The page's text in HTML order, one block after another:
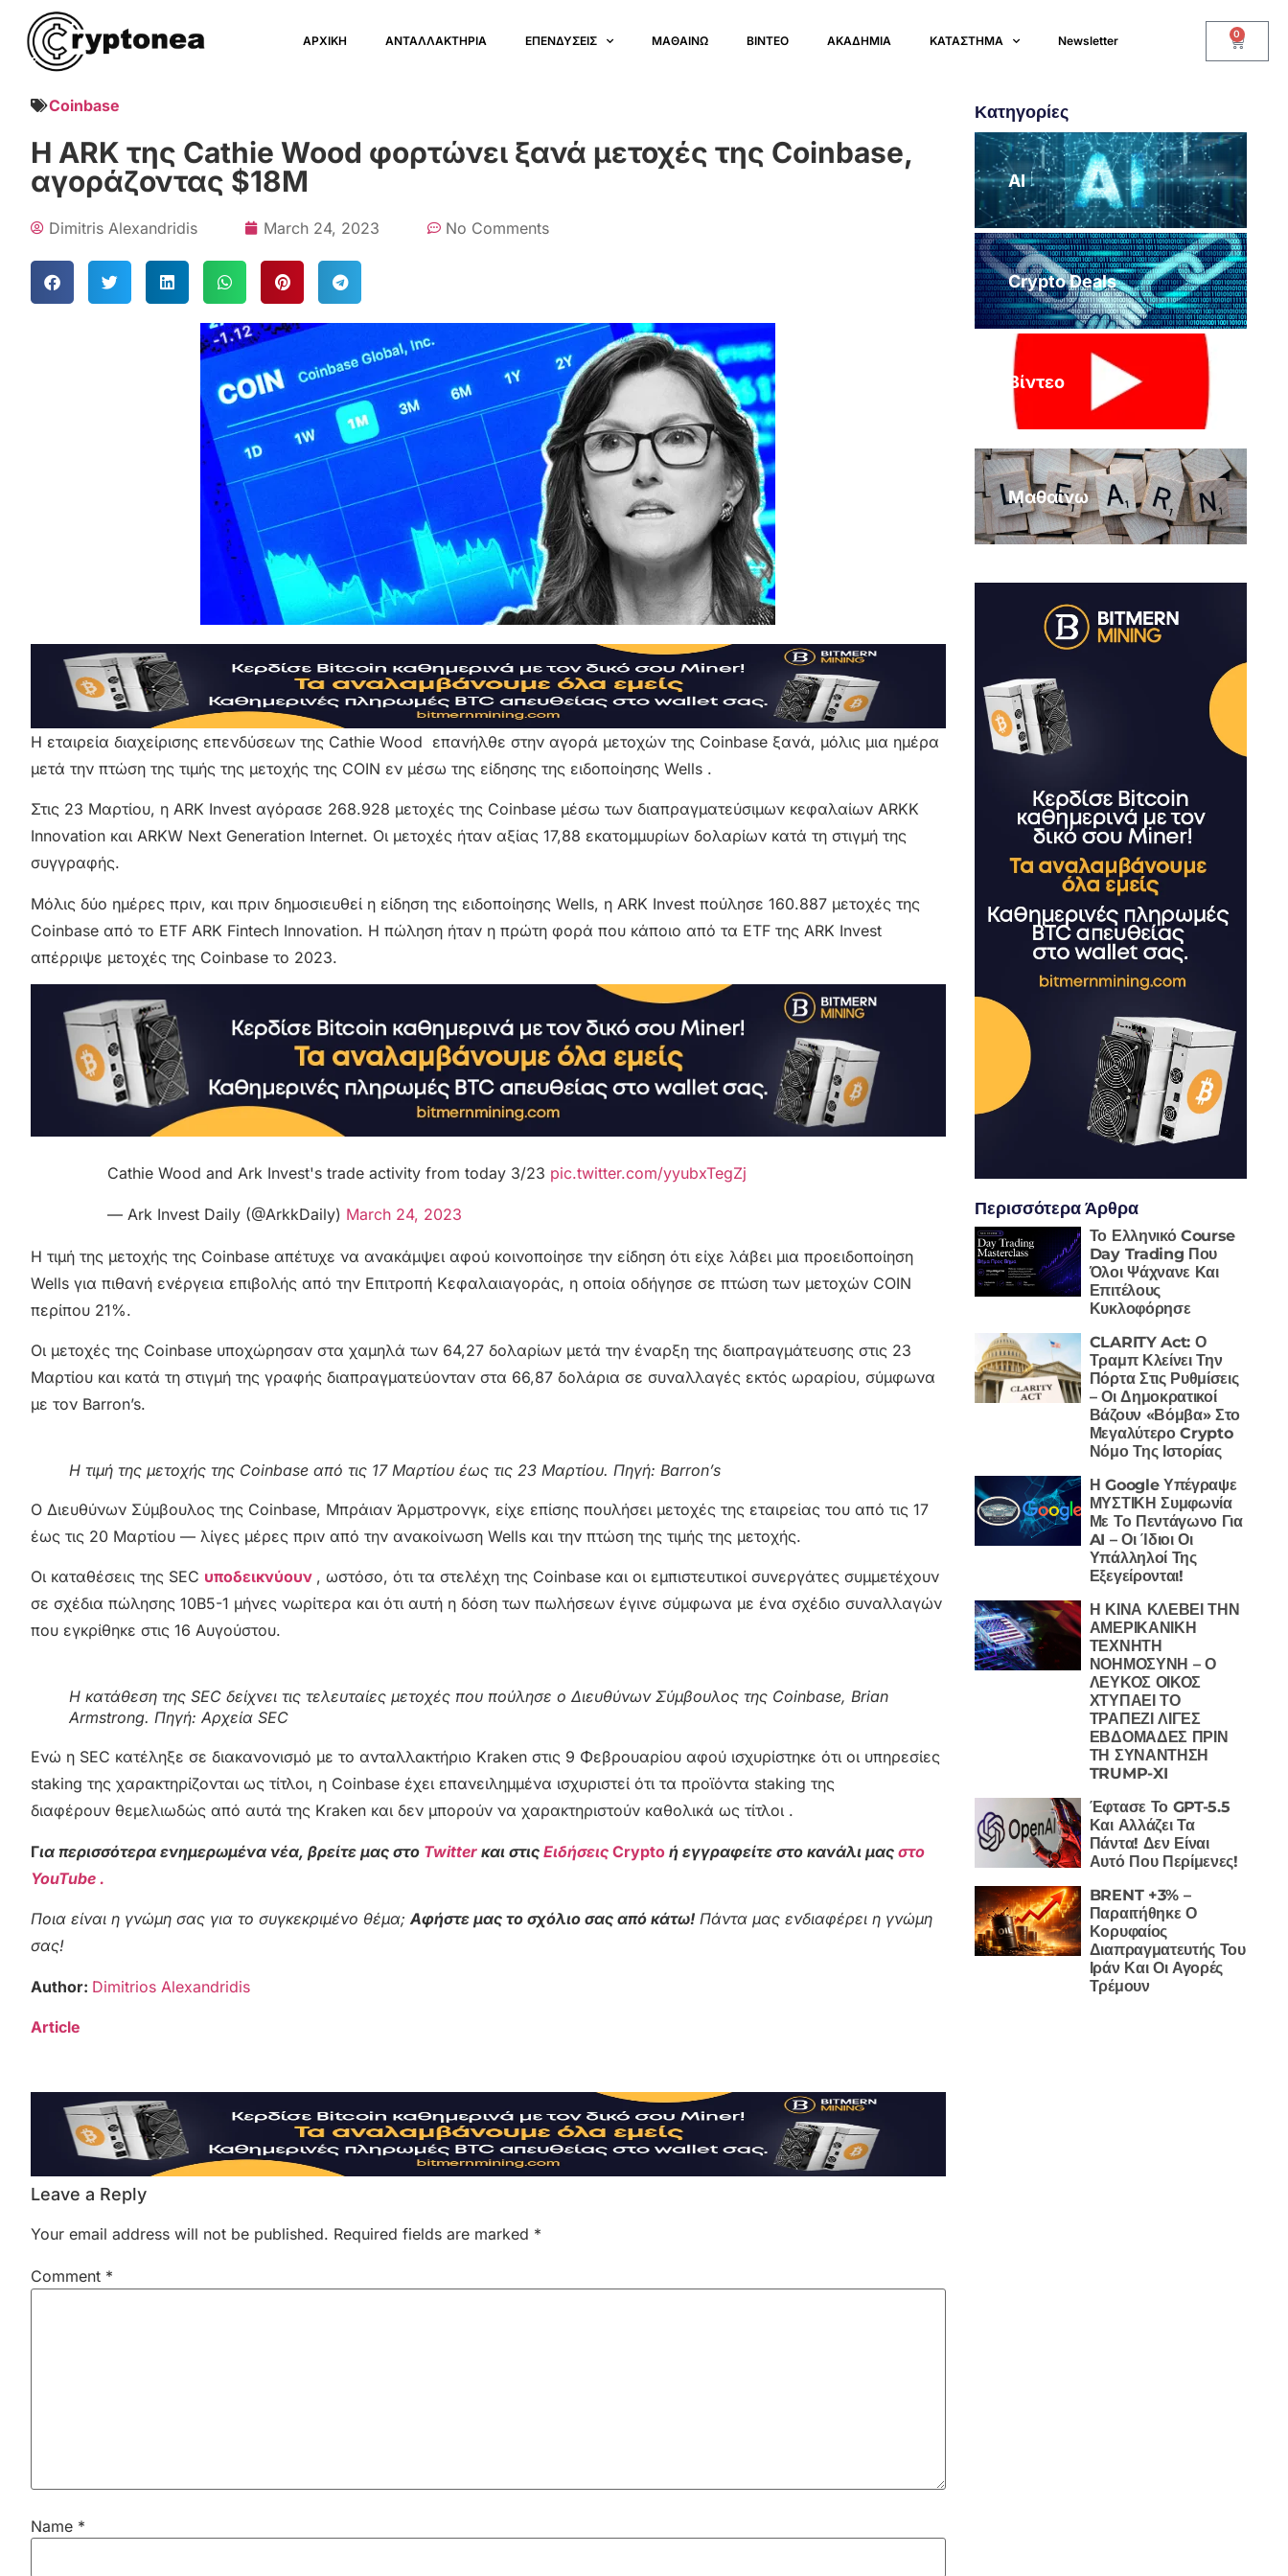
ΑΡΧΙΚΗ ΑΝΤΑΛΛΑΚΤΗΡΙΑ ΕΠΕΝΔΥΣΕΙΣ ΜΑΘΑΙΝΩ ΒΙΝΤΕΟ ΑΚΑΔΗΜΙΑ ΚΑΤΑΣΤΗΜΑ Newsletter 0
Coinbase
Η ARK της Cathie Wood φορτώνει ξανά μετοχές της Coinbase,
αγοράζοντας $18M
Dimitris Alexandridis March 24, 2023 No Comments
Η εταιρεία διαχείρισης επενδύσεων της Cathie Wood επανήλθε στην αγορά μετοχών της Coinbase ξανά, μόλις μια ημέρα
μετά την πτώση της τιμής της μετοχής της COIN εν μέσω της είδησης της ειδοποίησης Wells .
Στις 23 Μαρτίου, η ARK Invest αγόρασε 268.928 μετοχές της Coinbase μέσω των διαπραγματεύσιμων κεφαλαίων ARKK
Innovation και ARKW Next Generation Internet. Οι μετοχές ήταν αξίας 17,88 εκατομμυρίων δολαρίων κατά τη στιγμή της
συγγραφής.
Μόλις δύο ημέρες πριν, και πριν δημοσιευθεί η είδηση ​​της ειδοποίησης Wells, η ARK Invest πούλησε 160.887 μετοχές της
Coinbase από το ETF ARK Fintech Innovation. Η πώληση ήταν η πρώτη φορά που κάποιο από τα ETF της ARK Invest
απέρριψε μετοχές της Coinbase το 2023.
Cathie Wood and Ark Invest's trade activity from today 3/23 pic.twitter.com/yyubxTegZj
— Ark Invest Daily (@ArkkDaily) March 24, 2023
Η τιμή της μετοχής της Coinbase απέτυχε να ανακάμψει αφού κοινοποίησε την είδηση ​​ότι είχε λάβει μια προειδοποίηση
Wells για πιθανή ενέργεια επιβολής από την Επιτροπή Κεφαλαιαγοράς, η οποία οδήγησε σε πτώση των μετοχών COIN
περίπου 21%.
Οι μετοχές της Coinbase υποχώρησαν στα χαμηλά των 64,27 δολαρίων μετά την έναρξη της διαπραγμάτευσης στις 23
Μαρτίου και κατά τη στιγμή της γραφής διαπραγματεύονταν στα 66,87 δολάρια σε συναλλαγές εκτός ωραρίου, σύμφωνα
με τον Barron’s.
Η τιμή της μετοχής της Coinbase από τις 17 Μαρτίου έως τις 23 Μαρτίου. Πηγή: Barron’s
Ο Διευθύνων Σύμβουλος της Coinbase, Μπράιαν Άρμστρονγκ, είχε επίσης πουλήσει μετοχές της εταιρείας του από τις 17
έως τις 20 Μαρτίου — λίγες μέρες πριν από την ανακοίνωση Wells και την πτώση της τιμής της μετοχής.
Οι καταθέσεις της SEC υποδεικνύουν , ωστόσο, ότι τα στελέχη της Coinbase και οι εμπιστευτικοί συνεργάτες συμμετέχουν
σε σχέδια πώλησης 10B5-1 μήνες νωρίτερα και ότι αυτή η δόση των πωλήσεων έγινε σύμφωνα με ένα σχέδιο συναλλαγών
που εγκρίθηκε στις 16 Αυγούστου.
Η κατάθεση της SEC δείχνει τις τελευταίες μετοχές που πούλησε ο Διευθύνων Σύμβουλος της Coinbase, Brian
Armstrong. Πηγή: Αρχεία SEC
Ενώ η SEC κατέληξε σε διακανονισμό με το ανταλλακτήριο Kraken στις 9 Φεβρουαρίου αφού ισχυρίστηκε ότι οι υπηρεσίες
staking της χαρακτηρίζονται ως τίτλοι, η Coinbase έχει επανειλημμένα ισχυριστεί ότι τα προϊόντα staking της
διαφέρουν θεμελιωδώς από αυτά της Kraken και δεν μπορούν να χαρακτηριστούν καθολικά ως τίτλοι .
Για περισσότερα ενημερωμένα νέα, βρείτε μας στο Twitter και στις Ειδήσεις Crypto ή εγγραφείτε στο κανάλι μας στο
YouTube .
Ποια είναι η γνώμη σας για το συγκεκριμένο θέμα;Αφήστε μας το σχόλιο σας από κάτω! Πάντα μας ενδιαφέρει η γνώμη
σας!
Author: Dimitrios Alexandridis
Article
Leave a Reply
Your email address will not be published. Required fields are marked *
Comment *
Name *
Κατηγορίες
AI
Crypto Deals
Βίντεο
Μαθαίνω
Περισσότερα Άρθρα
Το Ελληνικό Course
Day Trading Που
Όλοι Ψάχνανε Και
Επιτέλους
Κυκλοφόρησε
CLARITY Act: Ο
Τραμπ Κλείνει Την
Πόρτα Στις Ρυθμίσεις
– Οι Δημοκρατικοί
Βάζουν «Βόμβα» Στο
Μεγαλύτερο Crypto
Νόμο Της Ιστορίας
Η Google Υπέγραψε
ΜΥΣΤΙΚΗ Συμφωνία
Με Το Πεντάγωνο Για
AI – Οι Ίδιοι Οι
Υπάλληλοί Της
Εξεγείρονται!
Η ΚΙΝΑ ΚΛΕΒΕΙ ΤΗΝ
ΑΜΕΡΙΚΑΝΙΚΗ
ΤΕΧΝΗΤΗ
ΝΟΗΜΟΣΥΝΗ – Ο
ΛΕΥΚΟΣ ΟΙΚΟΣ
ΧΤΥΠΑΕΙ ΤΟ
ΤΡΑΠΕΖΙ ΛΙΓΕΣ
ΕΒΔΟΜΑΔΕΣ ΠΡΙΝ
ΤΗ ΣΥΝΑΝΤΗΣΗ
TRUMP-XI
Έφτασε Το GPT-5.5
Και Αλλάζει Τα
Πάντα! Δεν Είναι
Αυτό Που Περίμενες!
BRENT +3% –
Παραιτήθηκε Ο
Κορυφαίος
Διαπραγματευτής Του
Ιράν Και Οι Αγορές
Τρέμουν